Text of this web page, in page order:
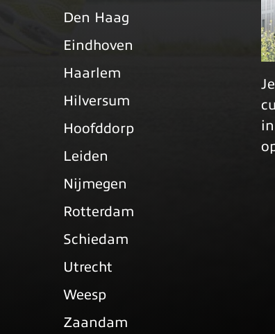
Den Haag
Eindhoven
Haarlem
Hilversum
Hoofddorp
Leiden
Nijmegen
Rotterdam
Schiedam
Utrecht
Weesp
Zaandam